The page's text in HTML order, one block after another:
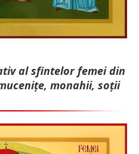
al sfintelor femei din
monahii, soții